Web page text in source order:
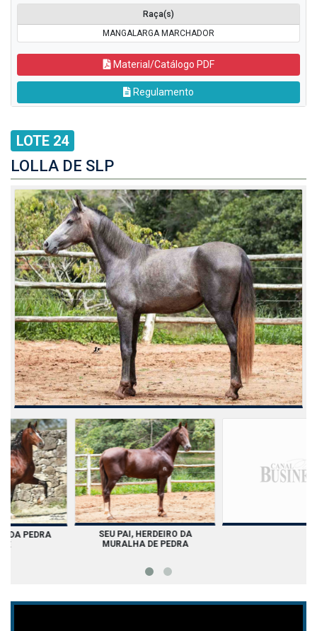
Raça(s)
MANGALARGA MARCHADOR
Material/Catálogo PDF
Regulamento
LOTE 24
LOLLA DE SLP
SEU AVÔ, LOBO DA PEDRA
SEU PAI, HERDEIRO DA